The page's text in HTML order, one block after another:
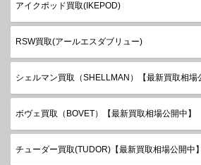
アイクポッド買取(IKEPOD)
RSW買取(アールエスダブリュー)
シェルマン買取（SHELLMAN）【最新買取相場
ボヴェ買取（BOVET）【最新買取相場公開中】
チューダー買取(TUDOR)【最新買取相場公開中】